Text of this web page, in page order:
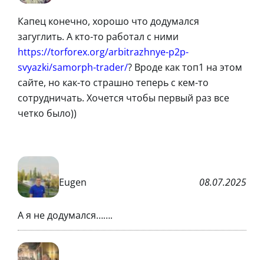
Капец конечно, хорошо что додумался
загуглить. А кто-то работал с ними
https://torforex.org/arbitrazhnye-p2p-
svyazki/samorph-trader/? Вроде как топ1 на этом
сайте, но как-то страшно теперь с кем-то
сотрудничать. Хочется чтобы первый раз все
четко было))
Eugen 08.07.2025
А я не додумался…….